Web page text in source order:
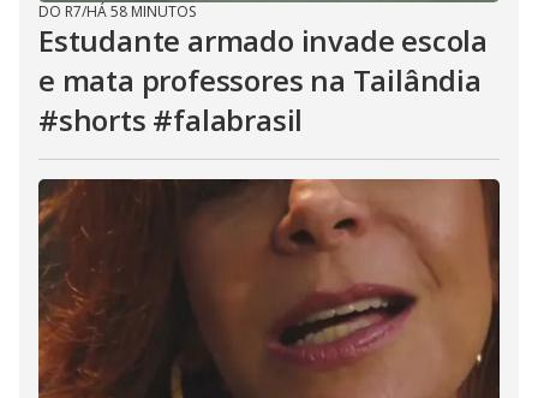
DO R7/HÁ 58 MINUTOS
Estudante armado invade escola
e mata professores na Tailândia
#shorts #falabrasil